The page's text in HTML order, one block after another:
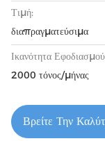
Τιμή:
διαπραγματεύσιμα
Ικανότητα
2000 τόνος/μήνας
Βρείτε Την